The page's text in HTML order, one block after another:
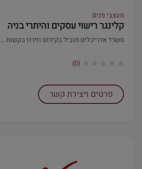
מעצבי פנים
קלינגר רישוי עסקים והיתרי בניה
משרד אדריכלים מוביל בקידום וזירוז בקשות ...
(0)
פרטים ויצירת קשר